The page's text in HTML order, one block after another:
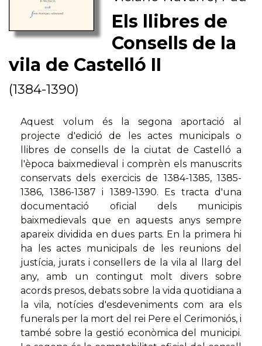
Els llibres de
Consells de la
vila de Castelló II
(1384-1390)
Aquest volum és la segona aportació al
projecte d'edició de les actes municipals o
llibres de consells de la ciutat de Castelló a
l'època baixmedieval i comprèn els manuscrits
conservats dels exercicis de 1384-1385, 1385-
1386, 1386-1387 i 1389-1390. Es tracta d'una
documentació oficial dels municipis
baixmedievals que en aquests anys sempre
apareix dividida en dues parts. En la primera hi
ha les actes municipals de les reunions del
justícia, jurats i consellers de la vila al llarg del
any, amb un contingut molt divers sobre
acords presos, debats sobre la vida quotidiana a
la vila, notícies d'esdeveniments com ara els
funerals per la mort del rei Pere el Cerimoniós, i
també sobre la gestió econòmica del municipi.